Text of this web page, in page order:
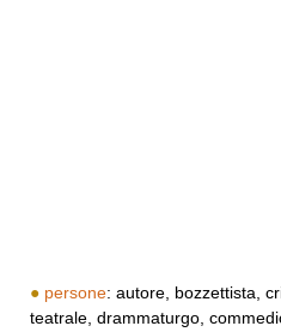
● persone: autore, bozzettista,
teatrale, drammaturgo,